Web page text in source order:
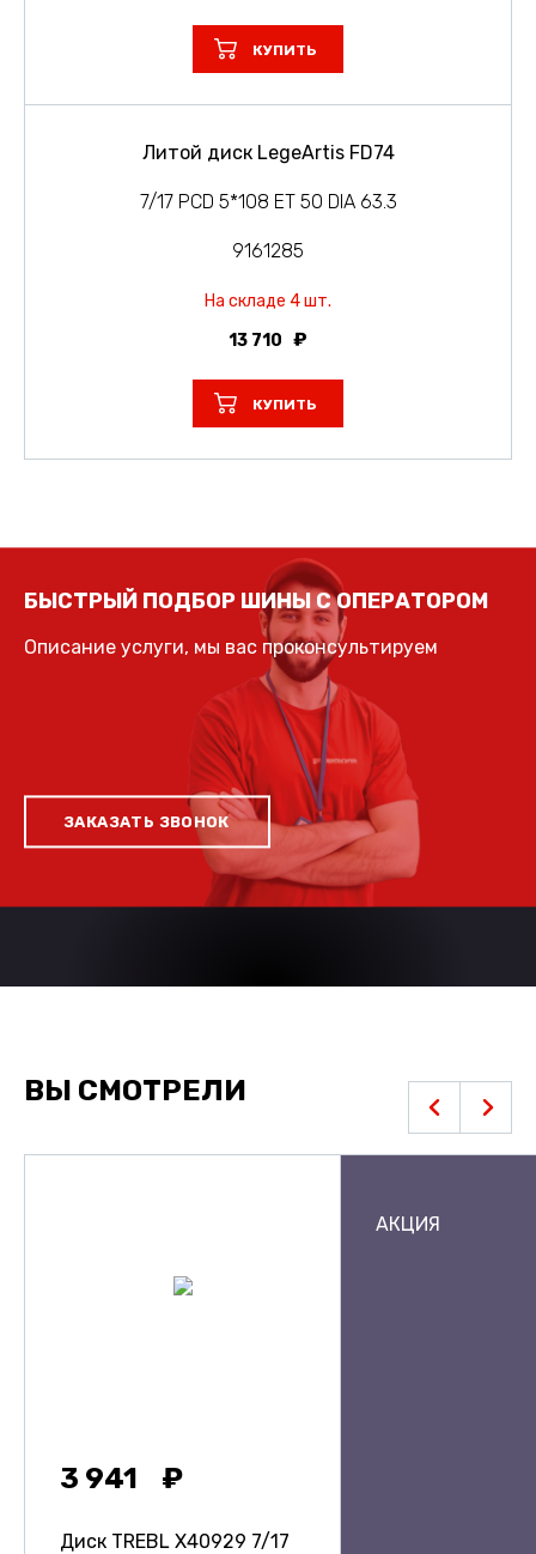
КУПИТЬ
Литой диск LegeArtis FD74
7/17 PCD 5*108 ET 50 DIA 63.3
9161285
На складе 4 шт.
13 710
КУПИТЬ
БЫСТРЫЙ ПОДБОР ШИНЫ С ОПЕРАТОРОМ
Описание услуги, мы вас проконсультируем
ЗАКАЗАТЬ ЗВОНОК
ВЫ СМОТРЕЛИ
3 941
Диск TREBL X40929 7/17
АКЦИЯ